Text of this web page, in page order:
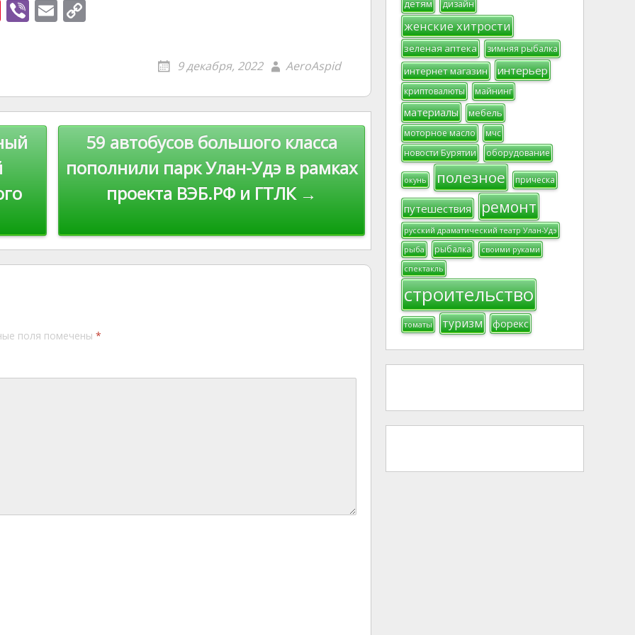
Pi
nt
st
Vi
b
E
m
Li
n
k
9 декабря, 2022 AeroAspid
59 автобусов большого класса
пополнили парк Улан-Удэ в рамках
проекта ВЭБ.РФ и ГТЛК →
поля помечены *
детям дизайн
женские хитрости
зеленая аптека зимняя рыбалка
интернет магазин интерьер
криптовалюты майнинг
материалы мебель
моторное масло
мчс
новости Бурятии
оборудование
окунь полезное прическа
путешествия ремонт
русский драматический театр Улан-Удэ
рыба
рыбалка
своими руками
спектакль
строительство
томаты туризм форекс